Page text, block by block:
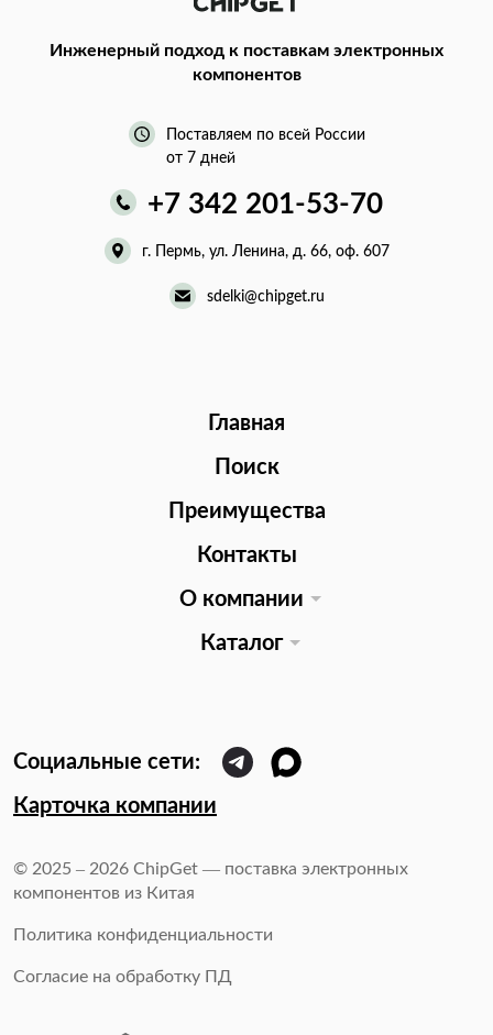
Инженерный подход к поставкам электронных
компонентов
Поставляем по всей России
от 7 дней
+7 342 201-53-70
г. Пермь, ул. Ленина, д. 66, оф. 607
sdelki@chipget.ru
Главная
Поиск
Преимущества
Контакты
О компании
Каталог
Карточка компании
© 2025 – 2026 ChipGet — поставка электронных
компонентов из Китая
Политика конфиденциальности
Согласие на обработку ПД